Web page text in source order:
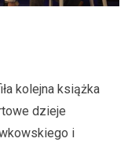
kolejna książka
dzieje
i